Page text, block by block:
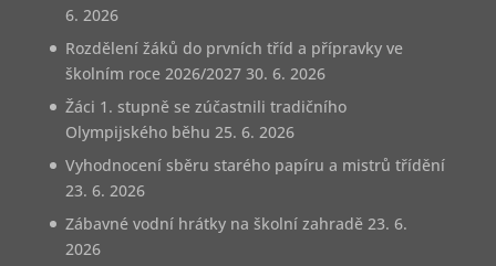
6. 2026
Rozdělení žáků do prvních tříd a přípravky ve
školním roce 2026/2027 30. 6. 2026
Žáci 1. stupně se zúčastnili tradičního
Olympijského běhu 25. 6. 2026
Vyhodnocení sběru starého papíru a mistrů třídění
23. 6. 2026
Zábavné vodní hrátky na školní zahradě 23. 6.
2026